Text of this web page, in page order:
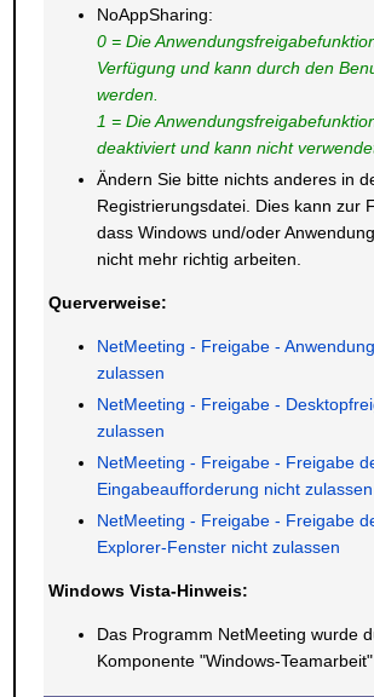
NoAppSharing:
0 = Die
Verfügung und kann durch den
werden.
1 = Die
deaktiviert und kann nicht
Ändern Sie bitte nichts anderes in
Registrierungsdatei. Dies kann zur
dass Windows und/oder
nicht mehr richtig arbeiten.
Querverweise:
NetMeeting - Freigabe -
zulassen
NetMeeting - Freigabe -
zulassen
NetMeeting - Freigabe - Freigabe
Eingabeaufforderung nicht zulassen
NetMeeting - Freigabe - Freigabe
Explorer-Fenster nicht zulassen
Windows Vista-Hinweis:
Das Programm NetMeeting wurde
Komponente "Windows-